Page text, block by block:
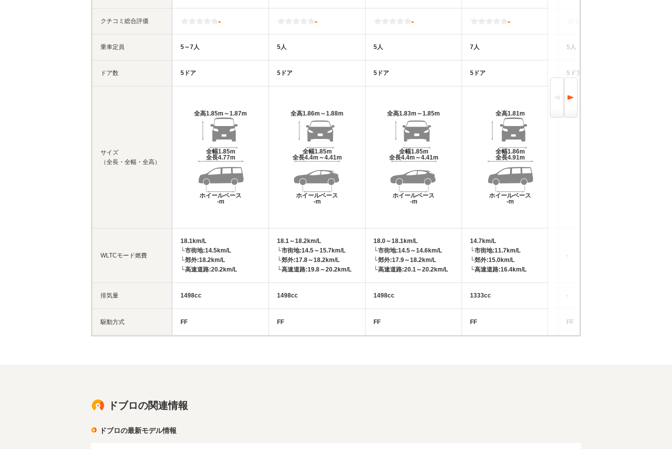
クチコミ総合評価
乗車定員
ドア数
サイズ
（全長・全幅・全高）
WLTCモード燃費
排気量
駆動方式
-
5～7人
5ドア
全高1.85m～1.87m
全幅1.85m
全長4.77m
ホイールベース
-m
18.1km/L
└市街地:14.5km/L
└郊外:18.2km/L
└高速道路:20.2km/L
1498cc
FF
-
5人
5ドア
全高1.86m～1.88m
全幅1.85m
全長4.4m～4.41m
ホイールベース
-m
18.1～18.2km/L
└市街地:14.5～15.7km/L
└郊外:17.8～18.2km/L
└高速道路:19.8～20.2km/L
1498cc
FF
-
5人
5ドア
全高1.83m～1.85m
全幅1.85m
全長4.4m～4.41m
ホイールベース
-m
18.0～18.1km/L
└市街地:14.5～14.6km/L
└郊外:17.9～18.2km/L
└高速道路:20.1～20.2km/L
1498cc
FF
-
7人
5ドア
全高1.81m
全幅1.86m
全長4.91m
ホイールベース
-m
14.7km/L
└市街地:11.7km/L
└郊外:15.0km/L
└高速道路:16.4km/L
1333cc
FF
5人
5ドア
-
-
FF
ドブロの関連情報
ドブロの最新モデル情報